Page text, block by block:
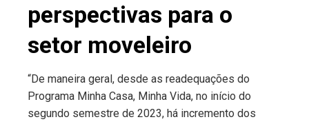
perspectivas para o
setor moveleiro
“De maneira geral, desde as readequações do
Programa Minha Casa, Minha Vida, no início do
segundo semestre de 2023, há incremento dos